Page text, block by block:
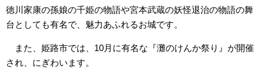
徳川家康の孫娘の千姫の物語や宮本武蔵の妖怪退治の物語の舞
台としても有名で、魅力あふれるお城です。
また、姫路市では、10月に有名な『灘のけんか祭り』が開催
され、にぎわいます。